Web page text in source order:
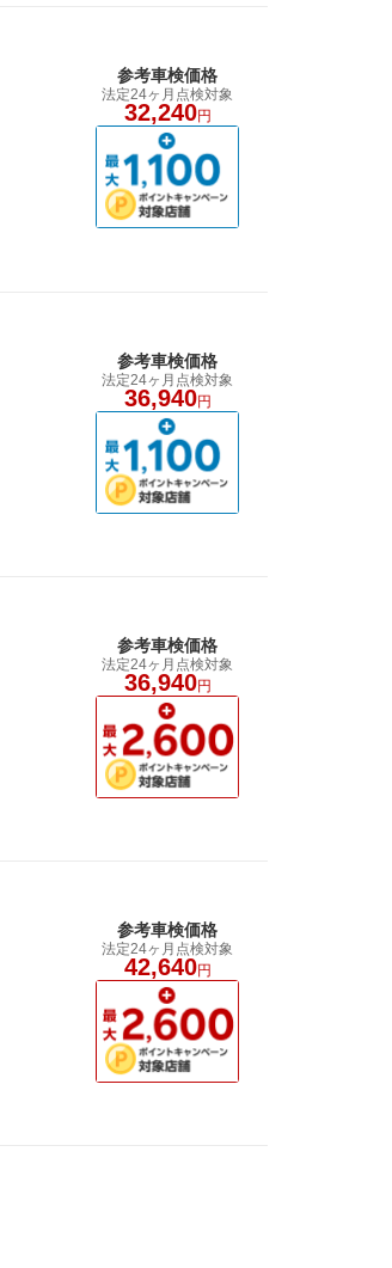
参考車検価格
法定24ヶ月点検対象
32,240円
参考車検価格
法定24ヶ月点検対象
36,940円
参考車検価格
法定24ヶ月点検対象
36,940円
参考車検価格
法定24ヶ月点検対象
42,640円